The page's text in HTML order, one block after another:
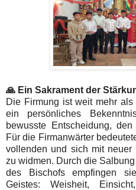
🙏 Ein Sakrament der
Die Firmung ist weit mehr
ein persönliches
bewusste Entscheidung,
Für die Firmanwärter
vollenden und sich mit neuer
zu widmen. Durch die
des Bischofs empfingen
Geistes: Weisheit,